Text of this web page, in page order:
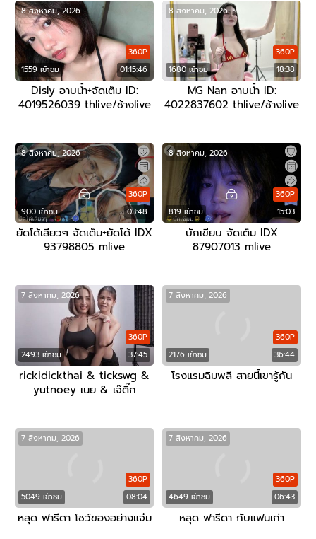
1559 เข้าชม 01:15:46
360P
8 สิงหาคม, 2026
Disly อาบน้ำ+จัดเต็ม ID:
4019526039 thlive/ช้างlive
1680 เข้าชม 18:38
360P
8 สิงหาคม, 2026
MG Nan อาบน้ำ ID:
4022837602 thlive/ช้างlive
900 เข้าชม 03:48
360P
8 สิงหาคม, 2026
ยัดโด้เสียวๆ จัดเต็ม+ยัดโด้ IDX
93798805 mlive
819 เข้าชม 15:03
360P
8 สิงหาคม, 2026
บักเขียบ จัดเต็ม IDX
87907013 mlive
2493 เข้าชม 37:45
360P
7 สิงหาคม, 2026
rickidickthai & tickswg &
yutnoey เนย & เจ๊ติ๊ก
2176 เข้าชม 36:44
360P
7 สิงหาคม, 2026
โรงแรมฉิมพลี สายนี้เขารู้กัน
5049 เข้าชม 08:04
360P
7 สิงหาคม, 2026
หลุด ฟารีดา โชว์ของอย่างแจ๋ม
4649 เข้าชม 06:43
360P
7 สิงหาคม, 2026
หลุด ฟารีดา กับแฟนเก่า